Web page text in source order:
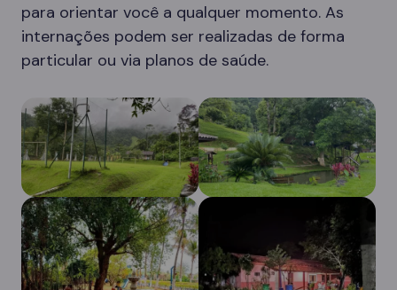
para orientar você a qualquer momento. As
internações podem ser realizadas de forma
particular ou via planos de saúde.